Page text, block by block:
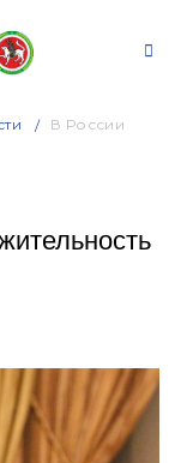
В России